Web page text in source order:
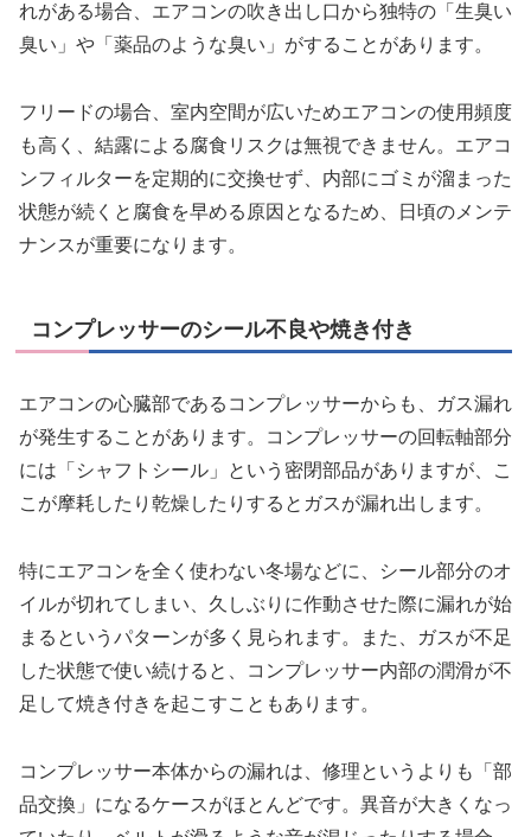
れがある場合、エアコンの吹き出し口から独特の「生臭い
臭い」や「薬品のような臭い」がすることがあります。
フリードの場合、室内空間が広いためエアコンの使用頻度
も高く、結露による腐食リスクは無視できません。エアコ
ンフィルターを定期的に交換せず、内部にゴミが溜まった
状態が続くと腐食を早める原因となるため、日頃のメンテ
ナンスが重要になります。
コンプレッサーのシール不良や焼き付き
エアコンの心臓部であるコンプレッサーからも、ガス漏れ
が発生することがあります。コンプレッサーの回転軸部分
には「シャフトシール」という密閉部品がありますが、こ
こが摩耗したり乾燥したりするとガスが漏れ出します。
特にエアコンを全く使わない冬場などに、シール部分のオ
イルが切れてしまい、久しぶりに作動させた際に漏れが始
まるというパターンが多く見られます。また、ガスが不足
した状態で使い続けると、コンプレッサー内部の潤滑が不
足して焼き付きを起こすこともあります。
コンプレッサー本体からの漏れは、修理というよりも「部
品交換」になるケースがほとんどです。異音が大きくなっ